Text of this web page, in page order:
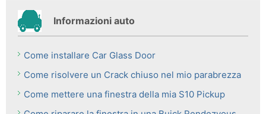
Informazioni auto
Come installare Car Glass Door
Come risolvere un Crack chiuso nel mio parabrezza
Come mettere una finestra della mia S10 Pickup